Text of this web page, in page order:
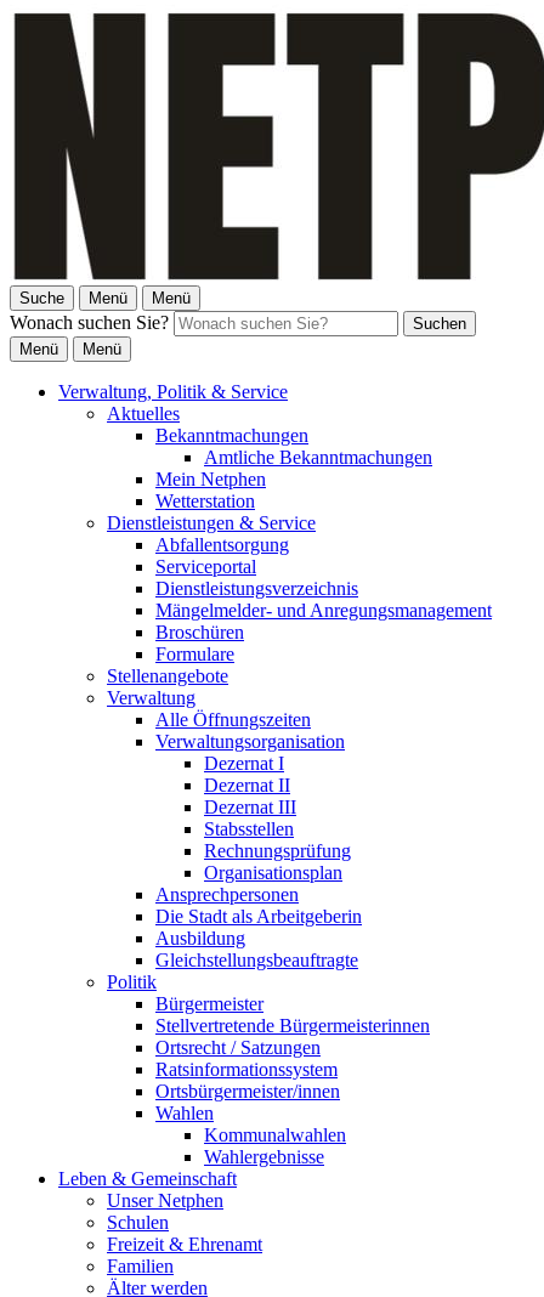
Suche Menü Menü
Wonach suchen Sie?
Suchen
Menü
Menü
Verwaltung, Politik & Service
Aktuelles
Bekanntmachungen
Amtliche Bekanntmachungen
Mein Netphen
Wetterstation
Dienstleistungen & Service
Abfallentsorgung
Serviceportal
Dienstleistungsverzeichnis
Mängelmelder- und Anregungsmanagement
Broschüren
Formulare
Stellenangebote
Verwaltung
Alle Öffnungszeiten
Verwaltungsorganisation
Dezernat I
Dezernat II
Dezernat III
Stabsstellen
Rechnungsprüfung
Organisationsplan
Ansprechpersonen
Die Stadt als Arbeitgeberin
Ausbildung
Gleichstellungsbeauftragte
Politik
Bürgermeister
Stellvertretende Bürgermeisterinnen
Ortsrecht / Satzungen
Ratsinformationssystem
Ortsbürgermeister/innen
Wahlen
Kommunalwahlen
Wahlergebnisse
Leben & Gemeinschaft
Unser Netphen
Schulen
Freizeit & Ehrenamt
Familien
Älter werden